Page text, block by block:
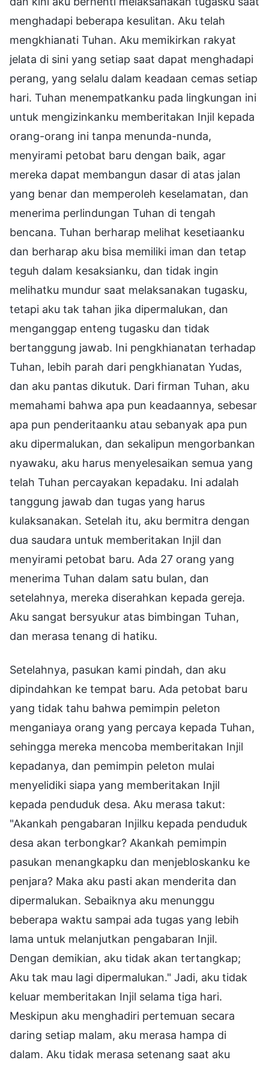
menghadapi beberapa kesulitan. Aku telah
mengkhianati Tuhan. Aku memikirkan rakyat
jelata di sini yang setiap saat dapat menghadapi
perang, yang selalu dalam keadaan cemas setiap
hari. Tuhan menempatkanku pada lingkungan ini
untuk mengizinkanku memberitakan Injil kepada
orang-orang ini tanpa menunda-nunda,
menyirami petobat baru dengan baik, agar
mereka dapat membangun dasar di atas jalan
yang benar dan memperoleh keselamatan, dan
menerima perlindungan Tuhan di tengah
bencana. Tuhan berharap melihat kesetiaanku
dan berharap aku bisa memiliki iman dan tetap
teguh dalam kesaksianku, dan tidak ingin
melihatku mundur saat melaksanakan tugasku,
tetapi aku tak tahan jika dipermalukan, dan
menganggap enteng tugasku dan tidak
bertanggung jawab. Ini pengkhianatan terhadap
Tuhan, lebih parah dari pengkhianatan Yudas,
dan aku pantas dikutuk. Dari firman Tuhan, aku
memahami bahwa apa pun keadaannya, sebesar
apa pun penderitaanku atau sebanyak apa pun
aku dipermalukan, dan sekalipun mengorbankan
nyawaku, aku harus menyelesaikan semua yang
telah Tuhan percayakan kepadaku. Ini adalah
tanggung jawab dan tugas yang harus
kulaksanakan. Setelah itu, aku bermitra dengan
dua saudara untuk memberitakan Injil dan
menyirami petobat baru. Ada 27 orang yang
menerima Tuhan dalam satu bulan, dan
setelahnya, mereka diserahkan kepada gereja.
Aku sangat bersyukur atas bimbingan Tuhan,
dan merasa tenang di hatiku.
Setelahnya, pasukan kami pindah, dan aku
dipindahkan ke tempat baru. Ada petobat baru
yang tidak tahu bahwa pemimpin peleton
menganiaya orang yang percaya kepada Tuhan,
sehingga mereka mencoba memberitakan Injil
kepadanya, dan pemimpin peleton mulai
menyelidiki siapa yang memberitakan Injil
kepada penduduk desa. Aku merasa takut:
"Akankah pengabaran Injilku kepada penduduk
desa akan terbongkar? Akankah pemimpin
pasukan menangkapku dan menjebloskanku ke
penjara? Maka aku pasti akan menderita dan
dipermalukan. Sebaiknya aku menunggu
beberapa waktu sampai ada tugas yang lebih
lama untuk melanjutkan pengabaran Injil.
Dengan demikian, aku tidak akan tertangkap;
Aku tak mau lagi dipermalukan." Jadi, aku tidak
keluar memberitakan Injil selama tiga hari.
Meskipun aku menghadiri pertemuan secara
daring setiap malam, aku merasa hampa di
dalam. Aku tidak merasa setenang saat aku